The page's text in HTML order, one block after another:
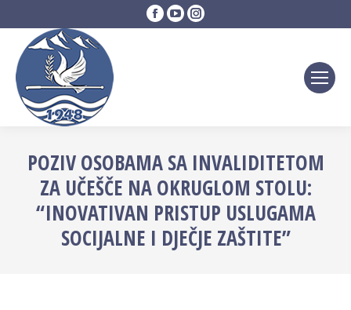
Facebook
page
YouTube
page
Instagram
page
POZIV OSOBAMA SA INVALIDITETOM
ZA UČEŠČE NA OKRUGLOM STOLU:
“INOVATIVAN PRISTUP USLUGAMA
SOCIJALNE I DJEČJE ZAŠTITE”